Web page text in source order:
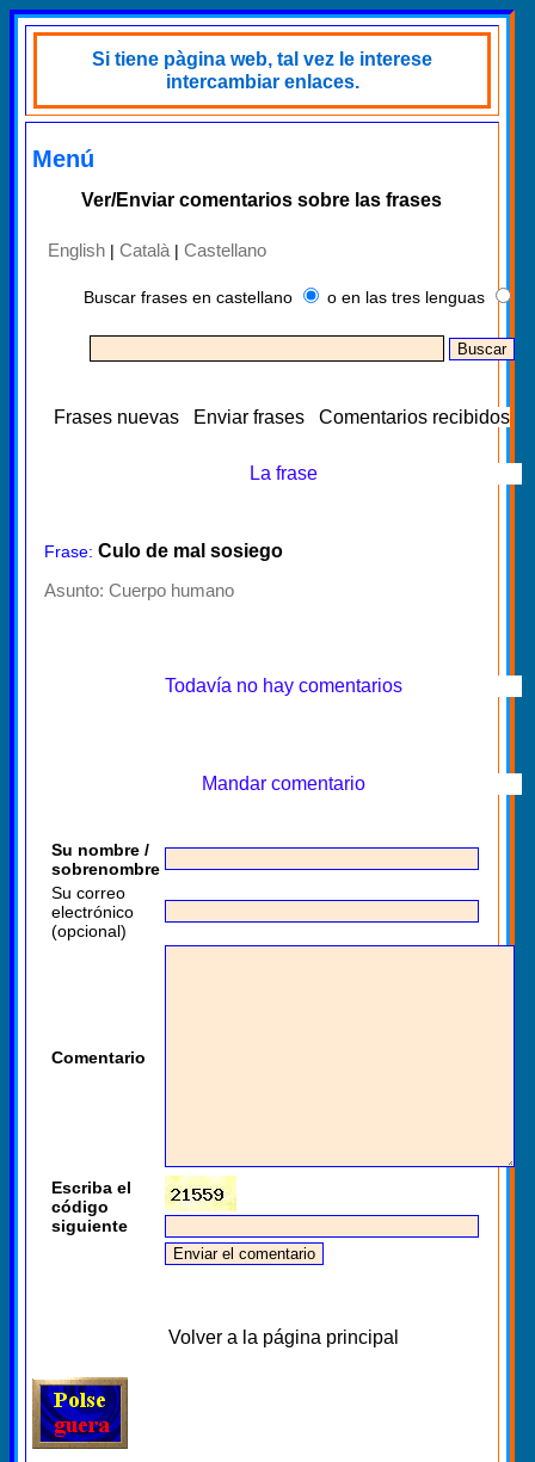
Si tiene pàgina web, tal vez le interese
intercambiar enlaces.
Menú
Ver/Enviar comentarios sobre las frases
English | Català | Castellano
Buscar frases en castellano o en las tres lenguas
Frases nuevas Enviar frases Comentarios recibidos
La frase
Frase: Culo de mal sosiego
Asunto: Cuerpo humano
Todavía no hay comentarios
Mandar comentario
Su nombre /
sobrenombre
Su correo
electrónico
(opcional)
Comentario
Escriba el
código
siguiente
Volver a la página principal